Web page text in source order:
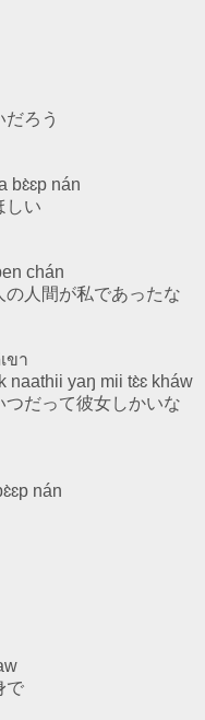
ろう
bɛ̀ɛp nán
しい
chán
人間が私であったな
ขา
naathii yaŋ mii tɛ̀ɛ kháw
つだって彼女しかいな
nán
で